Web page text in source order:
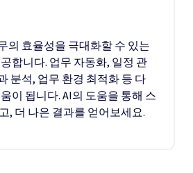
의 효율성을 극대화할 수 있는
합니다. 업무 자동화, 일정 관
분석, 업무 환경 최적화 등 다
이 됩니다. AI의 도움을 통해 스
, 더 나은 결과를 얻어보세요.